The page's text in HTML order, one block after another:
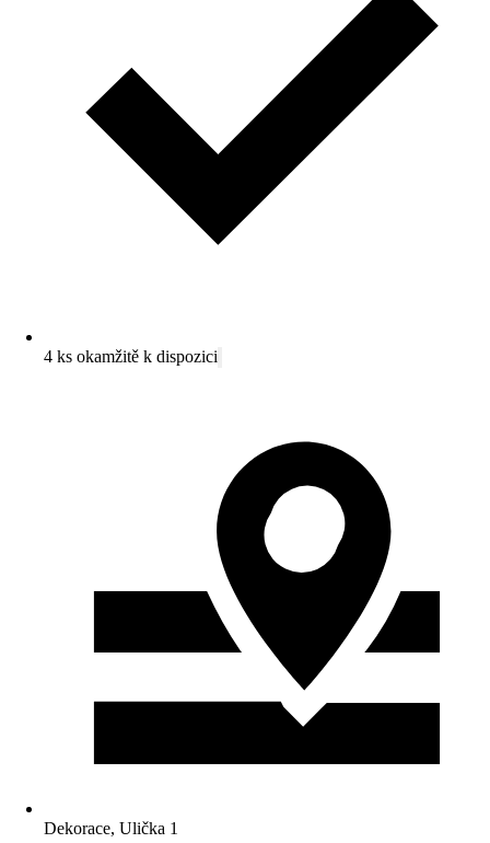
4 ks okamžitě k dispozici
Dekorace, Ulička 1